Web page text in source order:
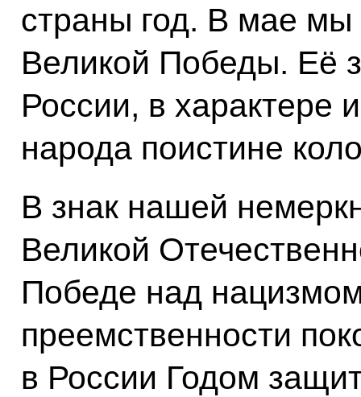
страны год. В мае мы
Великой Победы. Её
России, в характере
народа поистине
В знак нашей
Великой
Победе над
преемственности
в России Годом